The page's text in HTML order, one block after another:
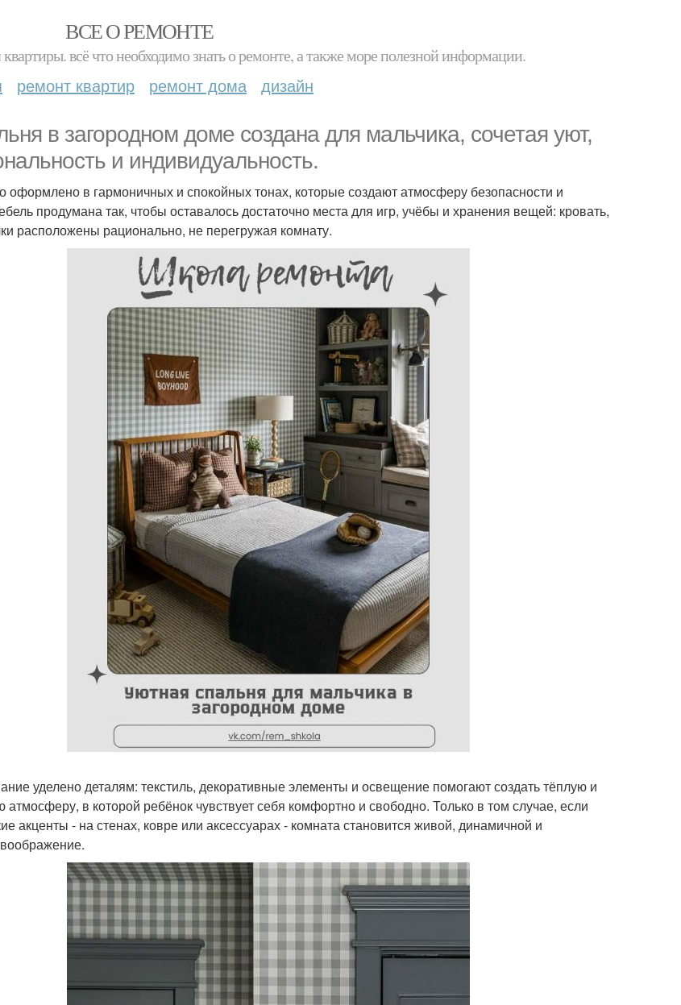
ВСЕ О РЕМОНТЕ
всё что необходимо знать о ремонте, а также море полезной информации.
ремонт квартир ремонт дома дизайн
в загородном доме создана для мальчика, сочетая уют,
и индивидуальность.
оформлено в гармоничных и спокойных тонах, которые создают атмосферу безопасности и
продумана так, чтобы оставалось достаточно места для игр, учёбы и хранения вещей: кровать,
расположены рационально, не перегружая комнату.
уделено деталям: текстиль, декоративные элементы и освещение помогают создать тёплую и
в которой ребёнок чувствует себя комфортно и свободно. Только в том случае, если
акценты - на стенах, ковре или аксессуарах - комната становится живой, динамичной и